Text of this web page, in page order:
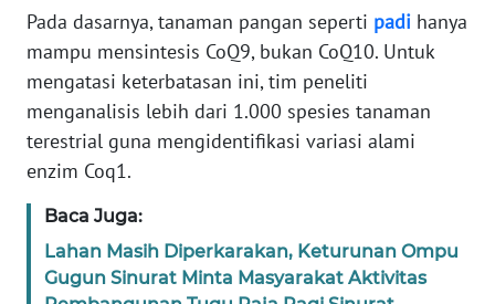
Pada dasarnya, tanaman pangan seperti padi hanya
mampu mensintesis CoQ9, bukan CoQ10. Untuk
mengatasi keterbatasan ini, tim peneliti
menganalisis lebih dari 1.000 spesies tanaman
terestrial guna mengidentifikasi variasi alami
enzim Coq1.
Baca Juga:
Lahan Masih Diperkarakan, Keturunan Ompu
Gugun Sinurat Minta Masyarakat Aktivitas
News
Regional
WN
SUMUT
WN
JAKARTA